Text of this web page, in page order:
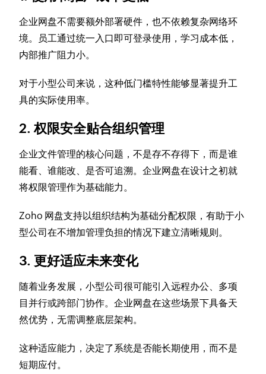
企业网盘不需要额外部署硬件，也不依赖复杂网络环
境。员工通过统一入口即可登录使用，学习成本低，
内部推广阻力小。
对于小型公司来说，这种低门槛特性能够显著提升工
具的实际使用率。
2. 权限安全贴合组织管理
企业文件管理的核心问题，不是存不存得下，而是谁
能看、谁能改、是否可追溯。企业网盘在设计之初就
将权限管理作为基础能力。
Zoho 网盘支持以组织结构为基础分配权限，有助于小
型公司在不增加管理负担的情况下建立清晰规则。
3. 更好适应未来变化
随着业务发展，小型公司很可能引入远程办公、多项
目并行或跨部门协作。企业网盘在这些场景下具备天
然优势，无需调整底层架构。
这种适应能力，决定了系统是否能长期使用，而不是
短期应付。